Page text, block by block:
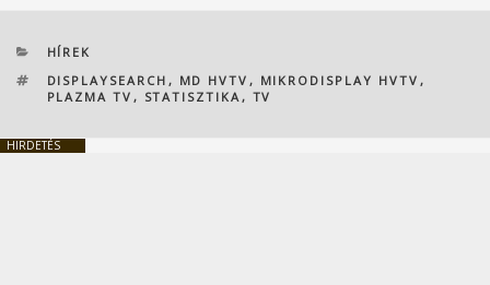
KATEGÓRIÁK
HÍREK
CÍMKÉK
DISPLAYSEARCH , MD HVTV , MIKRODISPLAY HVTV ,
PLAZMA TV , STATISZTIKA , TV
HIRDETÉS